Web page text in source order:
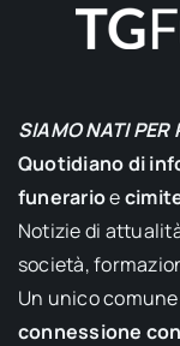
SIAMO NATI PER
Quotidiano di
funerarioe
Notizie di
società,
Un unico
connessione